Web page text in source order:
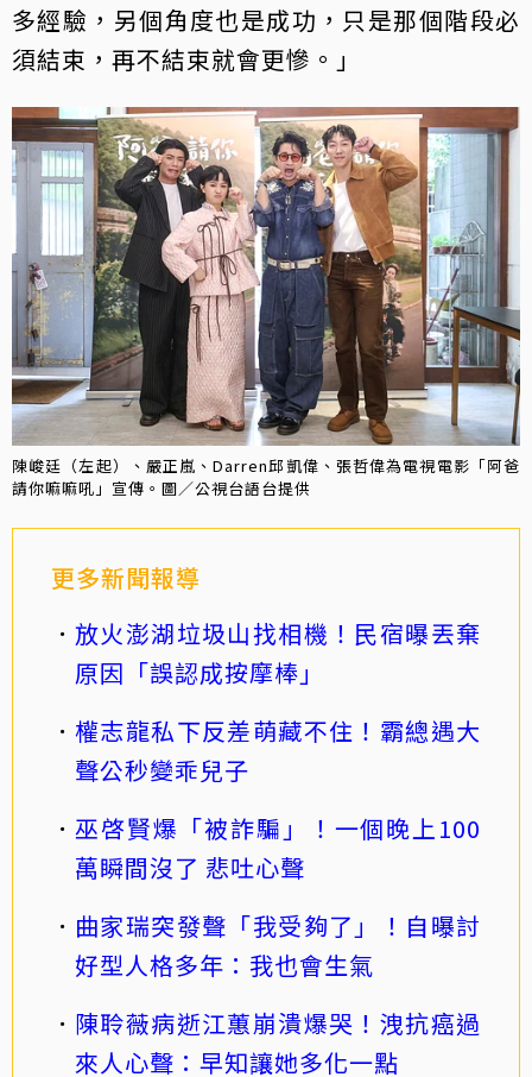
多經驗，另個角度也是成功，只是那個階段必
須結束，再不結束就會更慘。」
陳峻廷（左起）、嚴正嵐、Darren邱凱偉、張哲偉為電視電影「阿爸
請你嘛嘛吼」宣傳。圖／公視台語台提供
更多新聞報導
放火澎湖垃圾山找相機！民宿曝丟棄
原因「誤認成按摩棒」
權志龍私下反差萌藏不住！霸總遇大
聲公秒變乖兒子
巫啓賢爆「被詐騙」！一個晚上100
萬瞬間沒了 悲吐心聲
曲家瑞突發聲「我受夠了」！自曝討
好型人格多年：我也會生氣
陳聆薇病逝江蕙崩潰爆哭！洩抗癌過
來人心聲：早知讓她多化一點